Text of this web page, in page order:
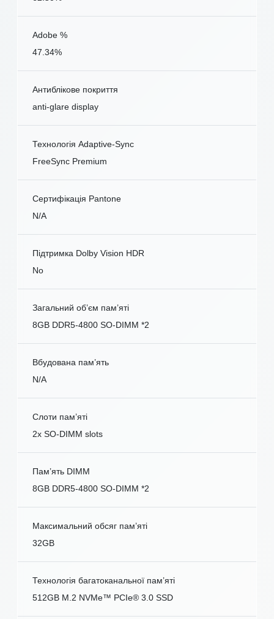
Adobe %
47.34%
Антиблікове покриття
anti-glare display
Технологія Adaptive-Sync
FreeSync Premium
Сертифікація Pantone
N/A
Підтримка Dolby Vision HDR
No
Загальний об’єм пам’яті
8GB DDR5-4800 SO-DIMM *2
Вбудована пам’ять
N/A
Слоти пам’яті
2x SO-DIMM slots
Пам’ять DIMM
8GB DDR5-4800 SO-DIMM *2
Максимальний обсяг пам’яті
32GB
Технологія багатоканальної пам’яті
512GB M.2 NVMe™ PCIe® 3.0 SSD